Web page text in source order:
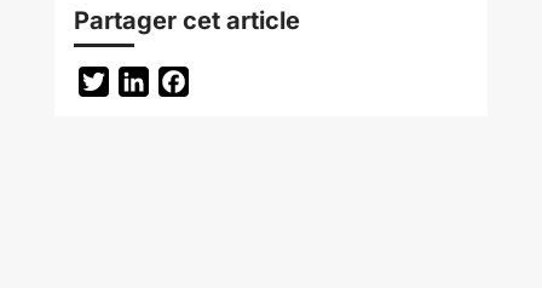
Partager cet article
TwitterLinkedIn